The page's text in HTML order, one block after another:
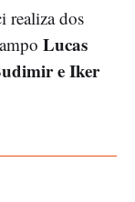
realiza dos
Lucas
e Iker